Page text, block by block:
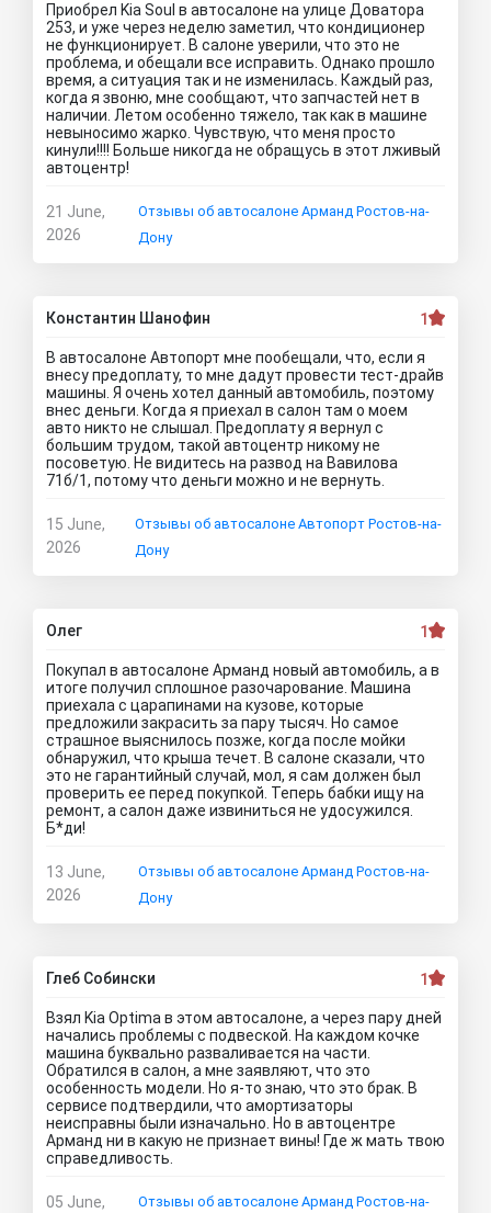
Приобрел Kia Soul в автосалоне на улице Доватора
253, и уже через неделю заметил, что кондиционер
не функционирует. В салоне уверили, что это не
проблема, и обещали все исправить. Однако прошло
время, а ситуация так и не изменилась. Каждый раз,
когда я звоню, мне сообщают, что запчастей нет в
наличии. Летом особенно тяжело, так как в машине
невыносимо жарко. Чувствую, что меня просто
кинули!!!! Больше никогда не обращусь в этот лживый
автоцентр!
21 June,
2026
Отзывы об автосалоне Арманд Ростов-на-
Дону
Константин Шанофин 1
В автосалоне Автопорт мне пообещали, что, если я
внесу предоплату, то мне дадут провести тест-драйв
машины. Я очень хотел данный автомобиль, поэтому
внес деньги. Когда я приехал в салон там о моем
авто никто не слышал. Предоплату я вернул с
большим трудом, такой автоцентр никому не
посоветую. Не видитесь на развод на Вавилова
71б/1, потому что деньги можно и не вернуть.
15 June,
2026
Отзывы об автосалоне Автопорт Ростов-на-
Дону
Олег 1
Покупал в автосалоне Арманд новый автомобиль, а в
итоге получил сплошное разочарование. Машина
приехала с царапинами на кузове, которые
предложили закрасить за пару тысяч. Но самое
страшное выяснилось позже, когда после мойки
обнаружил, что крыша течет. В салоне сказали, что
это не гарантийный случай, мол, я сам должен был
проверить ее перед покупкой. Теперь бабки ищу на
ремонт, а салон даже извиниться не удосужился.
Б*ди!
13 June,
2026
Отзывы об автосалоне Арманд Ростов-на-
Дону
Глеб Собински 1
Взял Kia Optima в этом автосалоне, а через пару дней
начались проблемы с подвеской. На каждом кочке
машина буквально разваливается на части.
Обратился в салон, а мне заявляют, что это
особенность модели. Но я-то знаю, что это брак. В
сервисе подтвердили, что амортизаторы
неисправны были изначально. Но в автоцентре
Арманд ни в какую не признает вины! Где ж мать твою
справедливость.
05 June,
Отзывы об автосалоне Арманд Ростов-на-